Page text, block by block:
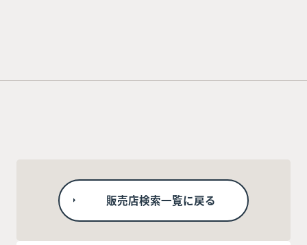
販売店検索一覧に戻る